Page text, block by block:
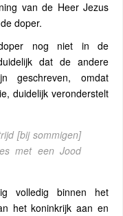
van de Heer Jezus
doper.
nog niet in de
dat de andere
geschreven, omdat
duidelijk veronderstelt
[bij sommigen]
met een Jood
volledig binnen het
het koninkrijk aan en